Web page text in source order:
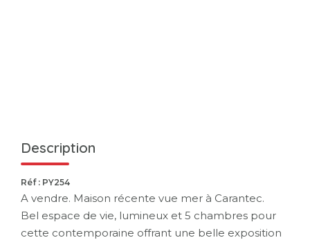
Description
Réf : PY254
A vendre. Maison récente vue mer à Carantec.
Bel espace de vie, lumineux et 5 chambres pour
cette contemporaine offrant une belle exposition